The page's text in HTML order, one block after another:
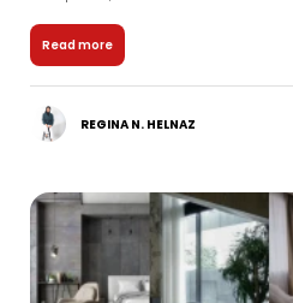
Read more
REGINA N. HELNAZ